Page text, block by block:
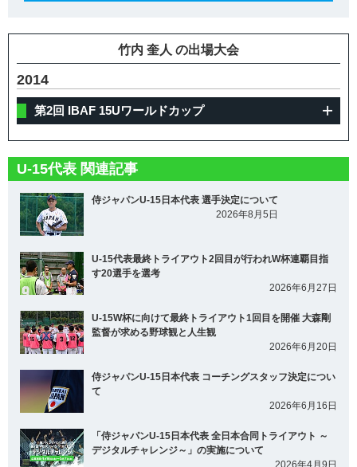
竹内 奎人 の出場大会
2014
第2回 IBAF 15Uワールドカップ
U-15代表 関連記事
侍ジャパンU-15日本代表 選手決定について
2026年8月5日
U-15代表最終トライアウト2回目が行われW杯連覇目指
す20選手を選考
2026年6月27日
U-15W杯に向けて最終トライアウト1回目を開催 大森剛
監督が求める野球観と人生観
2026年6月20日
侍ジャパンU-15日本代表 コーチングスタッフ決定につい
て
2026年6月16日
「侍ジャパンU-15日本代表 全日本合同トライアウト ～
デジタルチャレンジ～」の実施について